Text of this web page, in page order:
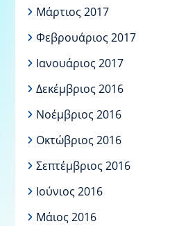
Μάρτιος 2017
Φεβρουάριος 2017
Ιανουάριος 2017
Δεκέμβριος 2016
Νοέμβριος 2016
Οκτώβριος 2016
Σεπτέμβριος 2016
Ιούνιος 2016
Μάιος 2016